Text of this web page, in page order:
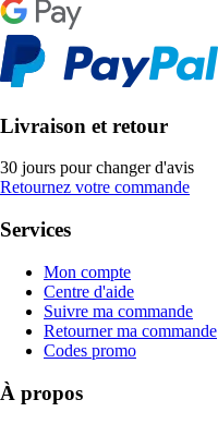
Livraison et retour
30 jours pour changer d'avis
Retournez votre commande
Services
Mon compte
Centre d'aide
Suivre ma commande
Retourner ma commande
Codes promo
À propos